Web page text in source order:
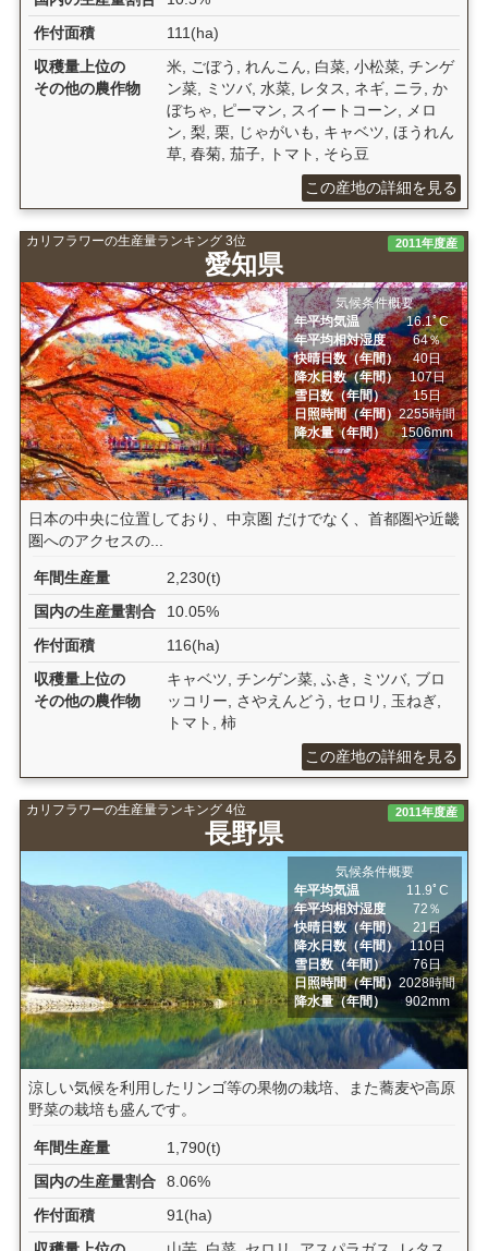
作付面積
111(ha)
収穫量上位の
その他の農作物
米, ごぼう, れんこん, 白菜, 小松菜, チンゲ
ン菜, ミツバ, 水菜, レタス, ネギ, ニラ, か
ぼちゃ, ピーマン, スイートコーン, メロ
ン, 梨, 栗, じゃがいも, キャベツ, ほうれん
草, 春菊, 茄子, トマト, そら豆
この産地の詳細を見る
カリフラワーの生産量ランキング 3位
愛知県
2011年度産
気候条件概要
年平均気温
16.1ﾟC
年平均相対湿度
64％
快晴日数（年間）
40日
降水日数（年間）
107日
雪日数（年間）
15日
日照時間（年間）2255時間
降水量（年間）
1506mm
日本の中央に位置しており、中京圏 だけでなく、首都圏や近畿
圏へのアクセスの...
年間生産量
2,230(t)
国内の生産量割合
10.05%
作付面積
116(ha)
収穫量上位の
その他の農作物
キャベツ, チンゲン菜, ふき, ミツバ, ブロ
ッコリー, さやえんどう, セロリ, 玉ねぎ,
トマト, 柿
この産地の詳細を見る
カリフラワーの生産量ランキング 4位
長野県
2011年度産
気候条件概要
年平均気温
11.9ﾟC
年平均相対湿度
72％
快晴日数（年間）
21日
降水日数（年間）
110日
雪日数（年間）
76日
日照時間（年間）2028時間
降水量（年間）
902mm
涼しい気候を利用したリンゴ等の果物の栽培、また蕎麦や高原
野菜の栽培も盛んです。
年間生産量
1,790(t)
国内の生産量割合
8.06%
作付面積
91(ha)